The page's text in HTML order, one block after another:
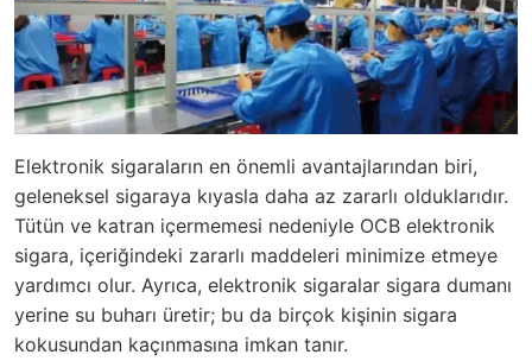
Elektronik sigaraların en önemli avantajlarından biri,
geleneksel sigaraya kıyasla daha az zararlı olduklarıdır.
Tütün ve katran içermemesi nedeniyle OCB elektronik
sigara, içeriğindeki zararlı maddeleri minimize etmeye
yardımcı olur. Ayrıca, elektronik sigaralar sigara dumanı
yerine su buharı üretir; bu da birçok kişinin sigara
kokusundan kaçınmasına imkan tanır.